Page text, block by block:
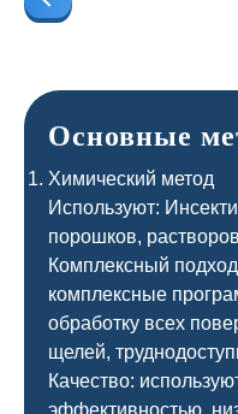
Основные
Химический метод
Используют:
порошков,
Комплексный
комплексные
обработку всех
щелей,
Качество:
эффективностью,